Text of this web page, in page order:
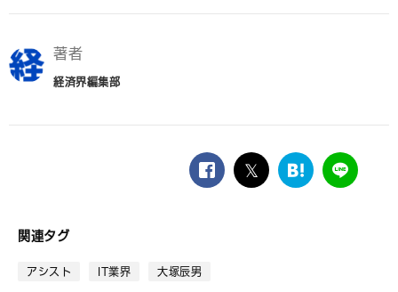
著者
経済界編集部
facebook
twitter
は
LINE
関連タグ
アシスト IT業界 大塚辰男